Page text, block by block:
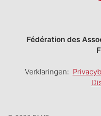
Fédération des
Verklaringen: